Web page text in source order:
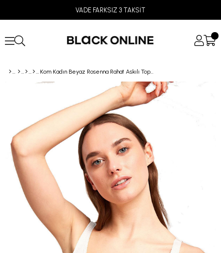
VADE FARKSIZ 3 TAKSİT
Kom Kadın Beyaz Rosenna Rahat Askılı Toparlayıcı Sütyen